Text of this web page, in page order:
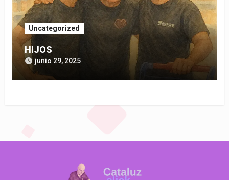
Uncategorized
HIJOS
junio 29, 2025